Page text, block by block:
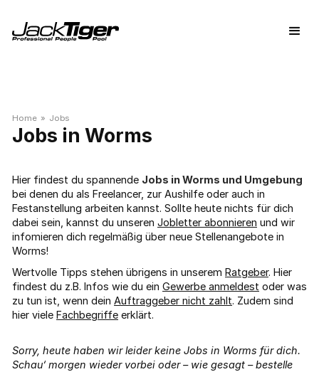
Home » Jobs
Worms
Hier findest du spannende Jobs in Worms und Umgebung
bei denen du als Freelancer, zur Aushilfe oder auch in
Festanstellung arbeiten kannst. Sollte heute nichts für dich
dabei sein, kannst du unseren Jobletter abonnieren und wir
infomieren dich regelmäßig über neue Stellenangebote in
Worms!
Wertvolle Tipps stehen übrigens in unserem Ratgeber. Hier
findest du z.B. Infos wie du ein Gewerbe anmeldest oder was
zu tun ist, wenn dein Auftraggeber nicht zahlt. Zudem sind
hier viele Fachbegriffe erklärt.
Sorry, heute haben wir leider keine Jobs in Worms für dich.
Schau‘ morgen wieder vorbei oder – wie gesagt – bestelle